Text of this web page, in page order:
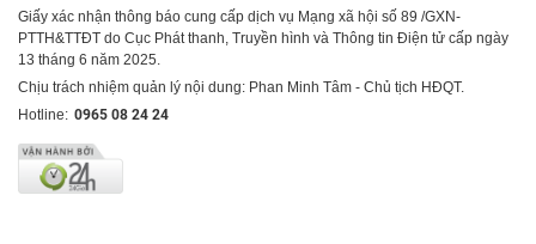
Giấy xác nhận thông báo cung cấp dịch vụ Mạng xã hội số 89 /GXN-
PTTH&TTĐT do Cục Phát thanh, Truyền hình và Thông tin Điện tử cấp ngày
13 tháng 6 năm 2025.
Chịu trách nhiệm quản lý nội dung: Phan Minh Tâm - Chủ tịch HĐQT.
Hotline: 0965 08 24 24